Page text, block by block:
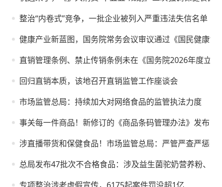
整治“内卷式”竞争，一批企业被列入严重违法失信名单
健康产业新蓝图，国务院常务会议审议通过《国民健康“
直销管理条例、禁止传销条例未在《国务院2026年度立
回归直销本质，该地召开直销监管工作座谈会
市场监管总局：持续加大对网络食品的监管执法力度
事关每一件商品！新修订的《商品条码管理办法》发布
涉直播带货和保健食品！市场监管总局：严管严查严惩！
总局发布47批次不合格食品：涉及益生菌驼奶营养粉、孕